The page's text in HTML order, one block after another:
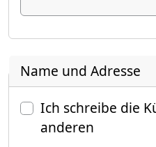
Name und Adresse
Ich schreibe die
anderen